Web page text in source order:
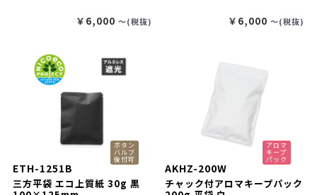
￥6,000 〜(税抜) ￥6,000 〜(税抜)
ボタン
バルブ
後付可
ETH-1251B
三方平袋 エコ上質紙 30g 黒
アロマ
キープ
パック
AKHZ-200W
チャック付アロマキープパック